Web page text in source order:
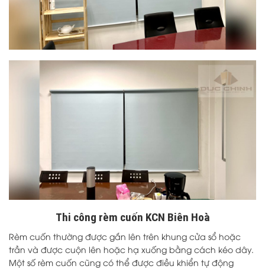
Thi công rèm cuốn KCN Biên Hoà
Rèm cuốn thường được gắn lên trên khung cửa sổ hoặc
trần và được cuộn lên hoặc hạ xuống bằng cách kéo dây.
Một số rèm cuốn cũng có thể được điều khiển tự động